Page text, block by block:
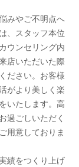
みやご不明点へ
、スタッフ本位
ウンセリング内
店いただいた際
ださい。お客様
がより美しく楽
いたします。高
過ごしいただく
用意しておりま
績をつくり上げ